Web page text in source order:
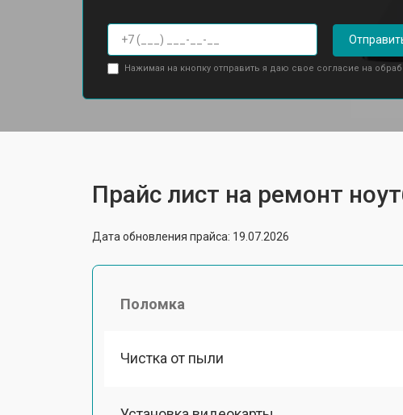
Нажимая на кнопку отправить я даю свое согласие на
Прайс лист на ремонт
Дата обновления прайса: 19.07.2026
Поломка
Чистка от пыли